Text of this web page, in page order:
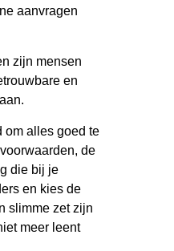
aanvragen
zijn mensen
en
om alles goed te
de
die bij je
en kies de
slimme zet zijn
meer leent